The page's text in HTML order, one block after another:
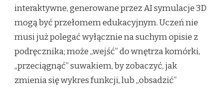
interaktywne, generowane przez AI symulacje 3D
mogą być przełomem edukacyjnym. Uczeń nie
musi już polegać wyłącznie na suchym opisie z
podręcznika; może „wejść” do wnętrza komórki,
„przeciągnąć” suwakiem, by zobaczyć, jak
zmienia się wykres funkcji, lub „obsadzić”